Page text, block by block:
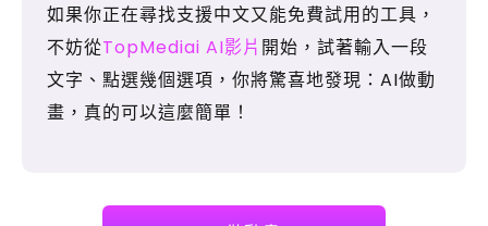
如果你正在尋找支援中文又能免費試用的工具，
不妨從TopMediai AI影片 開始，試著輸入一段
文字、點選幾個選項，你將驚喜地發現：AI做動
畫，真的可以這麼簡單！